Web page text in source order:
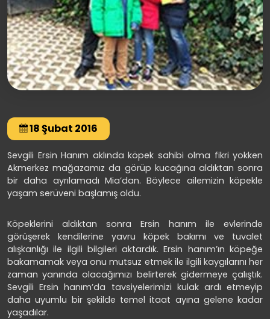
18 Şubat 2016
Sevgili Ersin Hanım aklında köpek sahibi olma fikri yokken
Akmerkez mağazamız da görüp kucağına aldıktan sonra
bir daha ayrılamadı Mia’dan. Böylece ailemizin köpekle
yaşam serüveni başlamış oldu.
Köpeklerini aldıktan sonra Ersin hanım ile evlerinde
görüşerek kendilerine yavru köpek bakımı ve tuvalet
alışkanlığı ile ilgili bilgileri aktardık. Ersin hanım’ın köpeğe
bakamamak veya onu mutsuz etmek ile ilgili kaygılarını her
zaman yanında olacağımızı belirterek gidermeye çalıştık.
Sevgili Ersin hanım’da tavsiyelerimizi kulak ardı etmeyip
daha uyumlu bir şekilde temel itaat ayına gelene kadar
yaşadılar.